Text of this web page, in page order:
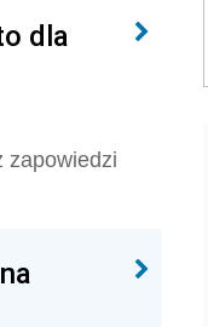
dla
zapowiedzi